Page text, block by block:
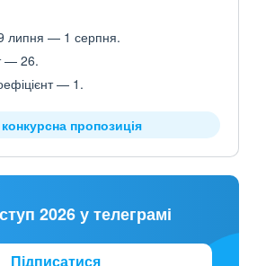
липня — 1 серпня.
— 26.
— 1.
пропозиція
2026 у телеграмі
Підписатися